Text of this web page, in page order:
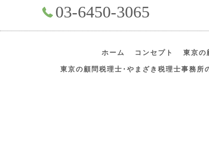
03-6450-3065
ホーム コンセプト 東京の
東京の顧問税理士･やまざき税理士事務所